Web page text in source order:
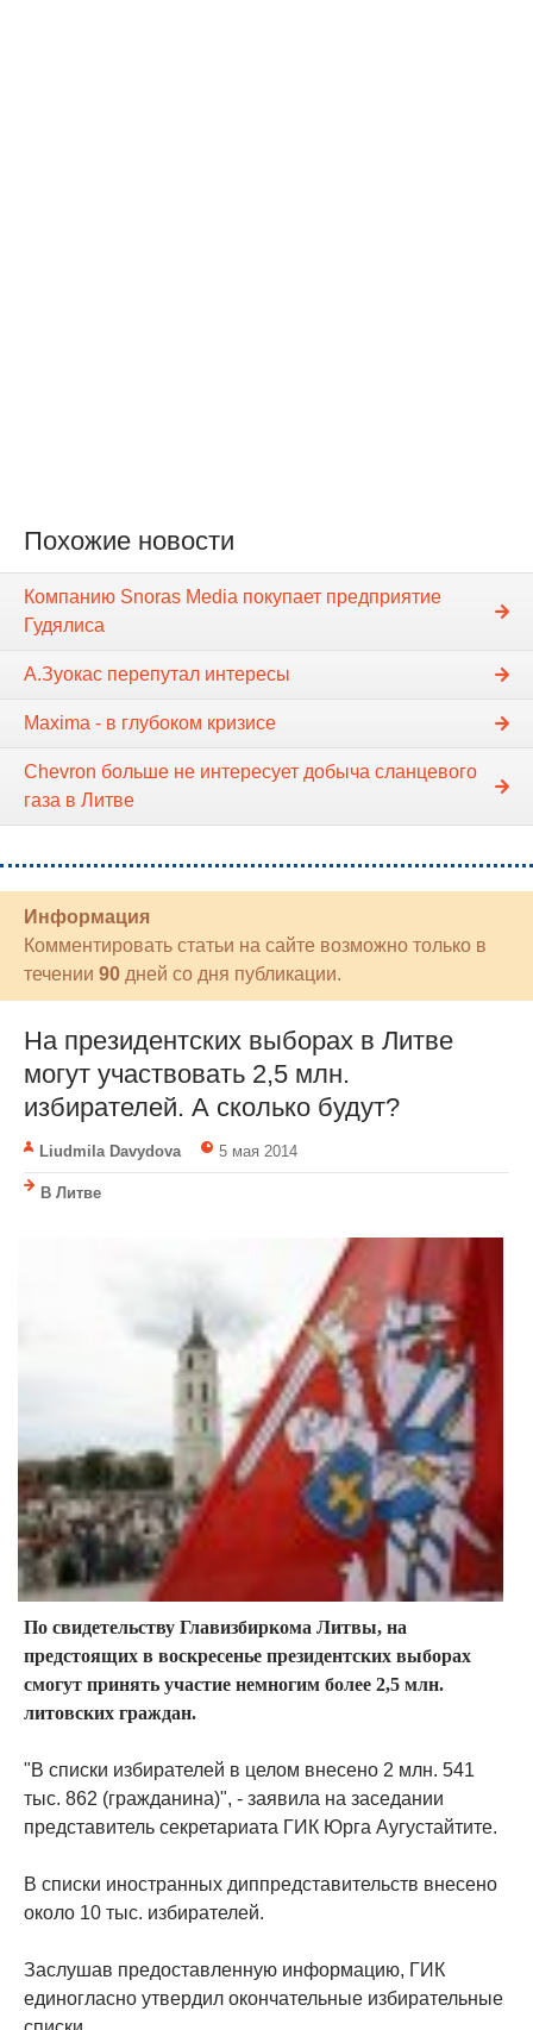
Похожие новости
Компанию Snoras Media покупает предприятие
Гудялиса
А.Зуокас перепутал интересы
Maxima - в глубоком кризисе
Chevron больше не интересует добыча сланцевого
газа в Литве
Информация
Комментировать статьи на сайте возможно только в
течении 90 дней со дня публикации.
На президентских выборах в Литве
могут участвовать 2,5 млн.
избирателей. А сколько будут?
Liudmila Davydova 5 мая 2014
В Литве
По свидетельству Главизбиркома Литвы, на
предстоящих в воскресенье президентских выборах
смогут принять участие немногим более 2,5 млн.
литовских граждан.
"В списки избирателей в целом внесено 2 млн. 541
тыс. 862 (гражданина)", - заявила на заседании
представитель секретариата ГИК Юрга Аугустайтите.
В списки иностранных диппредставительств внесено
около 10 тыс. избирателей.
Заслушав предоставленную информацию, ГИК
единогласно утвердил окончательные избирательные